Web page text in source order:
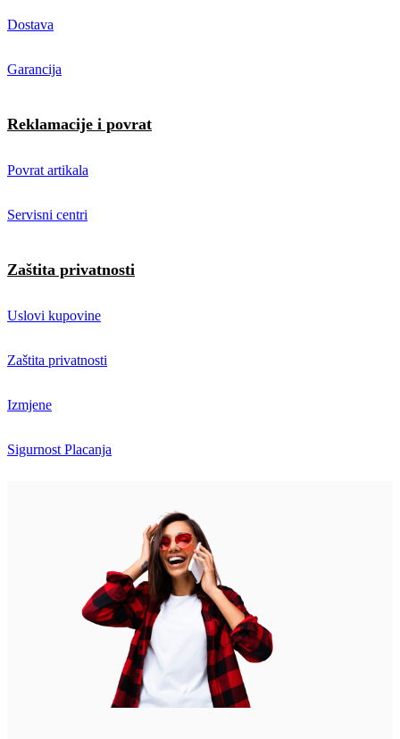
Dostava
Garancija
Reklamacije i povrat
Povrat artikala
Servisni centri
Zaštita privatnosti
Uslovi kupovine
Zaštita privatnosti
Izmjene
Sigurnost Placanja